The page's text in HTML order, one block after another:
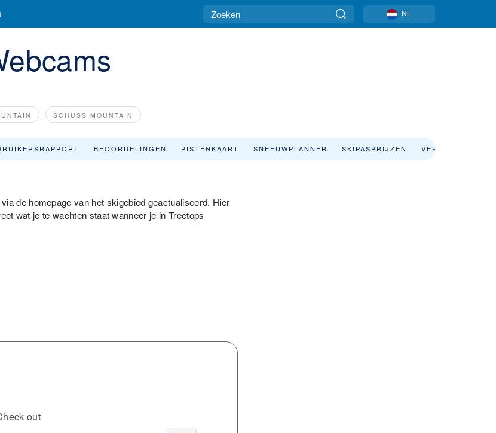
NL
SCHUSS MOUNTAIN
BEOORDELINGEN PISTENKAART SNEEUWPLANNER SKIPASPRIJZEN VERBLIJF
de homepage van het skigebied geactualiseerd. Hier
wat je te wachten staat wanneer je in Treetops
out